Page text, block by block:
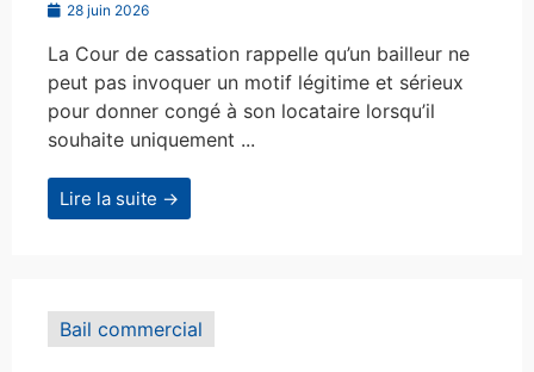
28 juin 2026
La Cour de cassation rappelle qu’un bailleur ne
peut pas invoquer un motif légitime et sérieux
pour donner congé à son locataire lorsqu’il
souhaite uniquement ...
Lire la suite →
Bail commercial